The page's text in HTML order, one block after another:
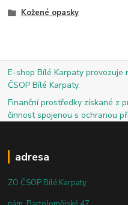
Kožené opasky
E-shop Bílé Karpaty
ČSOP Bílé Karpaty.
Finanční prostředky získané z
činnost spojenou s ochranou
adresa
ZO ČSOP Bílé Karpaty